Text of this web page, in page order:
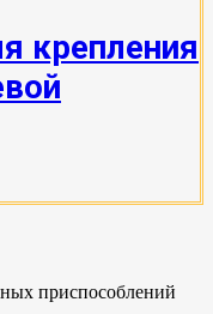
крепления
приспособлений